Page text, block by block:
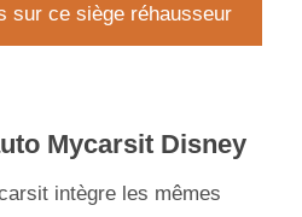
sur ce siège réhausseur
Mycarsit Disney
intègre les mêmes